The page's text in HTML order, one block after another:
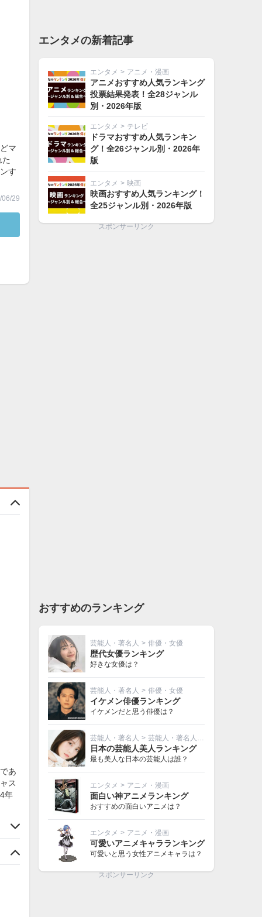
マ
す
06/29
あ
ス
年
エンタメの新着記事
エンタメ > アニメ・漫画
アニメおすすめ人気ランキング
投票結果発表！全28ジャンル
別・2026年版
エンタメ > テレビ
ドラマおすすめ人気ランキン
グ！全26ジャンル別・2026年
版
エンタメ > 映画
映画おすすめ人気ランキング！
全25ジャンル別・2026年版
スポンサーリンク
おすすめのランキング
芸能人・著名人 > 俳優・女優
歴代女優ランキング
好きな女優は？
芸能人・著名人 > 俳優・女優
イケメン俳優ランキング
イケメンだと思う俳優は？
芸能人・著名人 > 芸能人・著名人その他
日本の芸能人美人ランキング
最も美人な日本の芸能人は誰？
エンタメ > アニメ・漫画
面白い神アニメランキング
おすすめの面白いアニメは？
エンタメ > アニメ・漫画
可愛いアニメキャラランキング
可愛いと思う女性アニメキャラは？
スポンサーリンク